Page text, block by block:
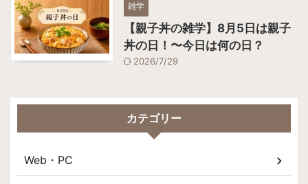
雑学
【親子丼の雑学】8月5日は親子
丼の日！〜今日は何の日？
2026/7/29
カテゴリー
Web・PC